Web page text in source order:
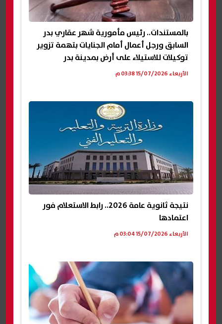
بالمستندات.. رئيس مأمورية شهر عقاري بدر
السابق ورجل أعمال أمام الجنايات بتهمة تزوير
توكيلات للاستيلاء على أرض بمدينة بدر
الأربعاء 15/07/2026 03:38 م
نتيجة ثانوية عامة 2026.. رابط الاستعلام فور
اعتمادها
الأربعاء 15/07/2026 03:04 م